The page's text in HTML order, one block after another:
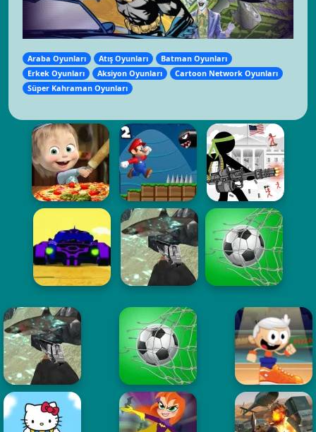
Araba Oyunları Atış Oyunları
Batman Oyunları
Erkek Oyunları
Aksiyon Oyunları
Cartoon Network Oyunları
Süper Kahraman Oyunları